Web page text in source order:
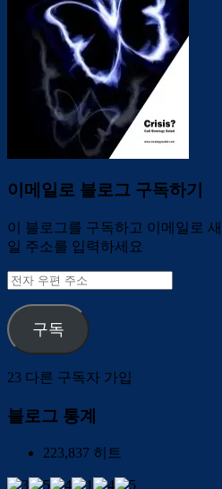
이메일로 블로그 구독하기
이 블로그를 구독하고 이메일로
일 주소를 입력하세요
전
우
편
주
소
구독
23 다른 구독자 가입
블로그 통계
223,837 히트